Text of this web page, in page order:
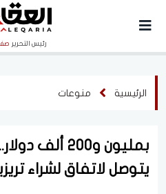
رئيس التحرير
الرئيسية منوعات
بمليون و200
يتوصل لاتفاق لشراء